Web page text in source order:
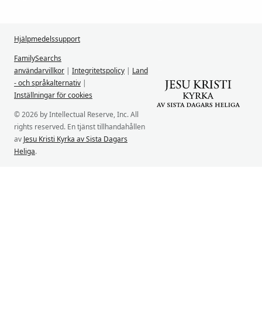
Hjälpmedelssupport
FamilySearchs
användarvillkor | Integritetspolicy | Land
- och språkalternativ |
Inställningar för cookies
© 2026 by Intellectual Reserve, Inc. All
rights reserved. En tjänst tillhandahållen
av Jesu Kristi Kyrka av Sista Dagars
Heliga.